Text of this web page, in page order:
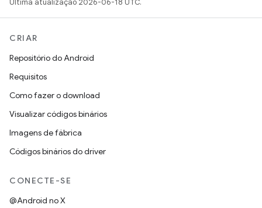
Última atualização 2026-06-18 UTC.
CRIAR
Repositório do Android
Requisitos
Como fazer o download
Visualizar códigos binários
Imagens de fábrica
Códigos binários do driver
CONECTE-SE
@Android no X